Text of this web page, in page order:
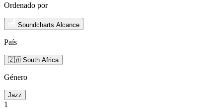
Ordenado por
Soundcharts Alcance
País
🇿🇦 South Africa
Género
Jazz
1